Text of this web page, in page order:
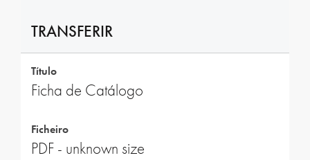
TRANSFERIR
Título
Ficha de Catálogo
Ficheiro
PDF - unknown size